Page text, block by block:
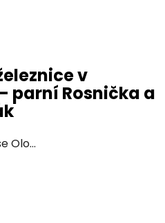
v
parní Rosnička a
Olo...